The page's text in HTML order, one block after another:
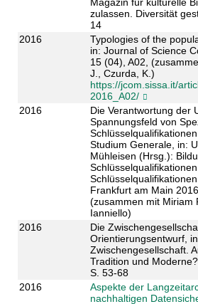
zulassen. Diversität
14
2016
Typologies of the
in: Journal of Science
15 (04), A02,
J., Czurda, K.)
https://jcom.sissa.it/
2016_A02/
2016
Die Verantwortung der
Spannungsfeld von
Studium Generale, in:
Mühleisen (Hrsg.):
Frankfurt am Main
(zusammen mit Miriam
Ianniello)
2016
Die
Orientierungsentwurf,
Zwischengesellschaft.
Tradition und
S. 53-68
2016
Aspekte der
nachhaltigen